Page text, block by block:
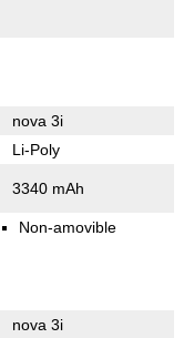
nova 3i
Li-Poly
3340 mAh
Non-amovible
nova 3i